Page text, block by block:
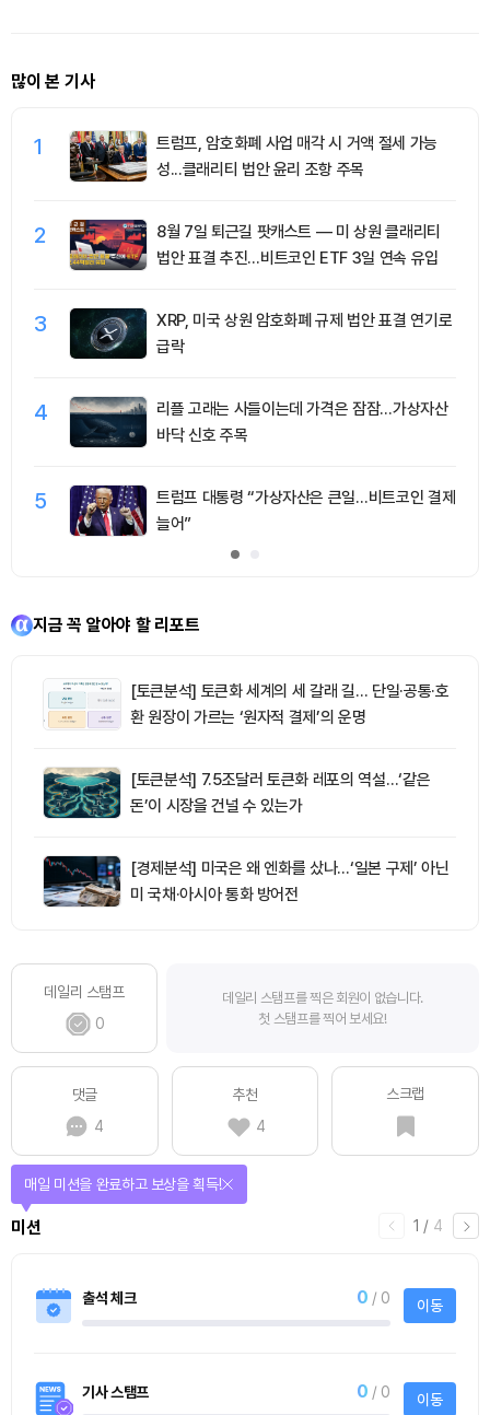
많이 본 기사
1
트럼프, 암호화폐 사업 매각 시 거액 절세 가능
성...클래리티 법안 윤리 조항 주목
2
8월 7일 퇴근길 팟캐스트 — 미 상원 클래리티
법안 표결 추진…비트코인 ETF 3일 연속 유입
3
XRP, 미국 상원 암호화폐 규제 법안 표결 연기로
급락
4
리플 고래는 사들이는데 가격은 잠잠…가상자산
바닥 신호 주목
5
트럼프 대통령 “가상자산은 큰일…비트코인 결제
늘어”
지금 꼭 알아야 할 리포트
[토큰분석] 토큰화 세계의 세 갈래 길… 단일·공통·호
환 원장이 가르는 ‘원자적 결제’의 운명
[토큰분석] 7.5조달러 토큰화 레포의 역설…‘같은
돈’이 시장을 건널 수 있는가
[경제분석] 미국은 왜 엔화를 샀나…‘일본 구제’ 아닌
미 국채·아시아 통화 방어전
데일리 스탬프
0
데일리 스탬프를 찍은 회원이 없습니다.
첫 스탬프를 찍어 보세요!
댓글
4
추천
4
스크랩
1 / 4
미션
매일 미션을 완료하고 보상을 획득!
출석 체크 0 / 0 이동
기사 스탬프 0 / 0 이동